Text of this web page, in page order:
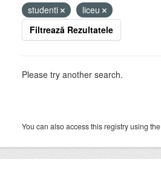
studenti
liceu
Filtrează Rezultatele
Please try another search.
You can also access this registry using the